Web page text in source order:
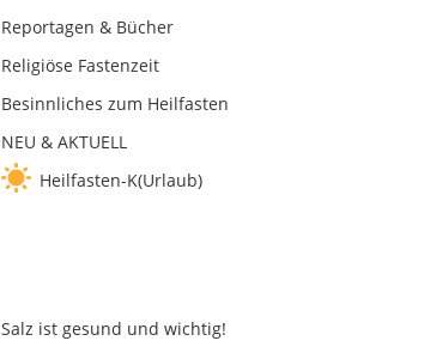
Reportagen & Bücher
Religiöse Fastenzeit
Besinnliches zum Heilfasten
NEU & AKTUELL
Heilfasten-K(Urlaub)
Salz ist gesund und wichtig!